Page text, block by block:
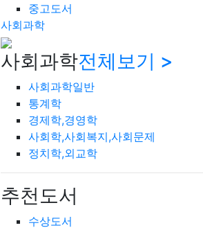
중고도서
사회과학
사회과학전체보기 >
사회과학일반
통계학
경제학,경영학
사회학,사회복지,사회문제
정치학,외교학
추천도서
수상도서